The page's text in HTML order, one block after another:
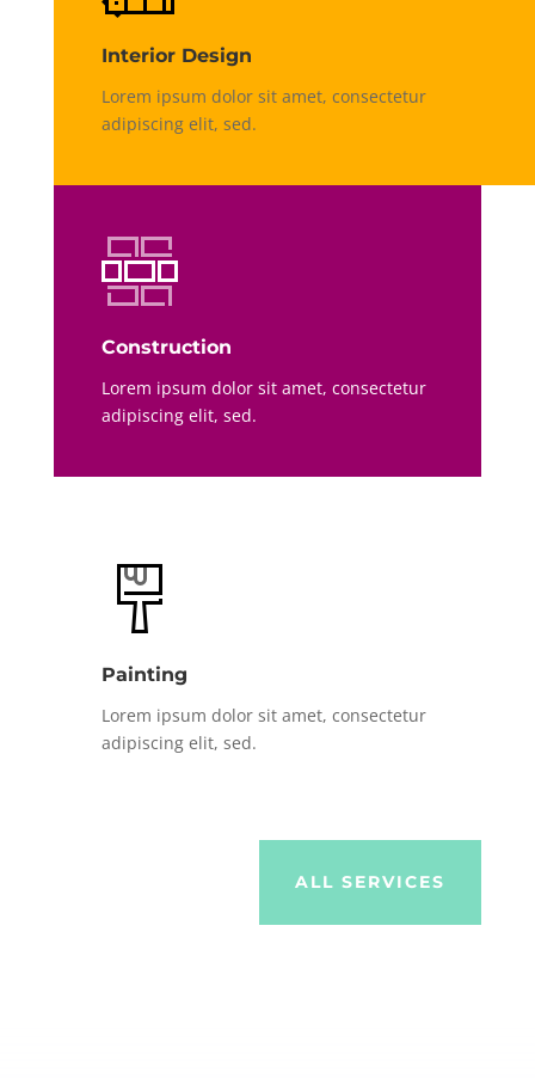
Interior Design
Lorem ipsum dolor sit amet, consectetur
adipiscing elit, sed.
Construction
Lorem ipsum dolor sit amet, consectetur
adipiscing elit, sed.
Painting
Lorem ipsum dolor sit amet, consectetur
adipiscing elit, sed.
ALL SERVICES